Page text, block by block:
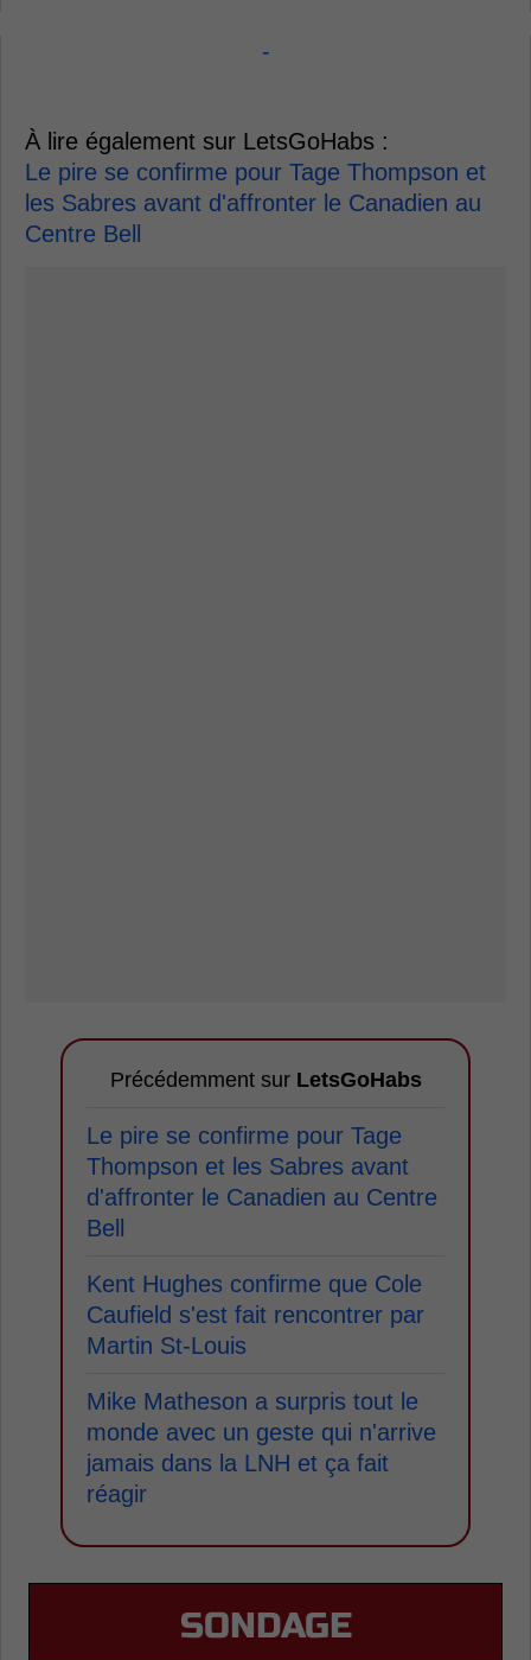
-
À lire également sur LetsGoHabs :
Le pire se confirme pour Tage Thompson et
les Sabres avant d'affronter le Canadien au
Centre Bell
Précédemment sur LetsGoHabs
Le pire se confirme pour Tage
Thompson et les Sabres avant
d'affronter le Canadien au Centre
Bell
Kent Hughes confirme que Cole
Caufield s'est fait rencontrer par
Martin St-Louis
Mike Matheson a surpris tout le
monde avec un geste qui n'arrive
jamais dans la LNH et ça fait
réagir
SONDAGE